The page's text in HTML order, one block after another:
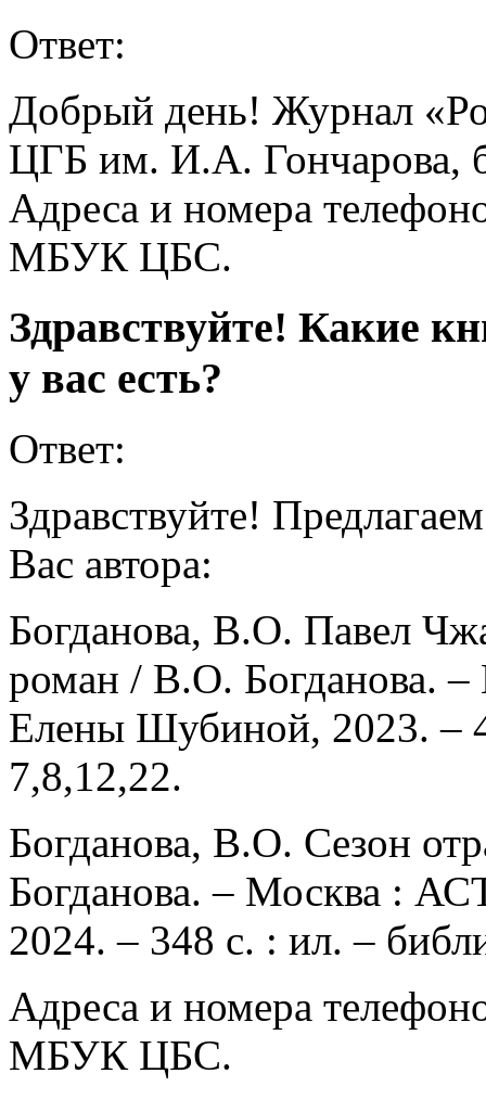
Ответ:
Добрый день! Журнал
ЦГБ им. И.А. Гончарова,
Адреса и номера
МБУК ЦБС.
Здравствуйте! Какие
у вас есть?
Ответ:
Здравствуйте!
Вас автора:
Богданова, В.О. Павел
роман / В.О. Богданова.
Елены Шубиной, 2023. –
7,8,12,22.
Богданова, В.О. Сезон
Богданова. – Москва :
2024. – 348 с. : ил. –
Адреса и номера
МБУК ЦБС.